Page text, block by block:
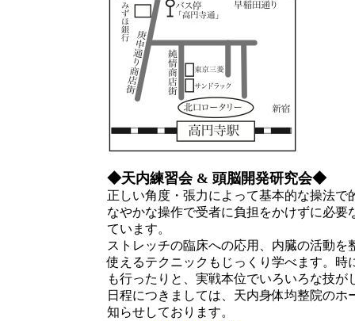
◆天内練習会 & 頭脳開発研究会◆
正しい角度・張力によって基本的な操法で
なやかな操作で受者に負担をかけずに必要
ています。
ストレッチの臨床への応用、内臓の活動を
使えるテクニックもじっくり学べます。時
も行ったりと、実戦本位でいろいろな技が
日程につきましては、天内身体均整院の
知らせしております。